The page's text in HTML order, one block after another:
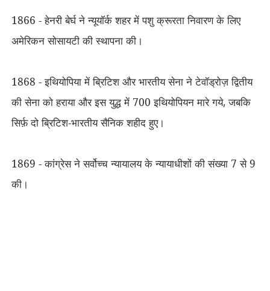
1866 - हेनरी बेर्घ ने न्यूयॉर्क शहर में पशु क्रूरता निवारण के लिए
अमेरिकन सोसायटी की स्थापना की।
1868 - इथियोपिया में ब्रिटिश और भारतीय सेना ने टेवॉड्रोज़ द्वितीय
की सेना को हराया और इस युद्ध में 700 इथियोपियन मारे गये,जबकि
सिर्फ़ दो ब्रिटिश-भारतीय सैनिक शहीद हुए।
1869 - कांग्रेस ने सर्वोच्च न्यायालय के न्यायाधीशों की संख्या 7 से 9
की।